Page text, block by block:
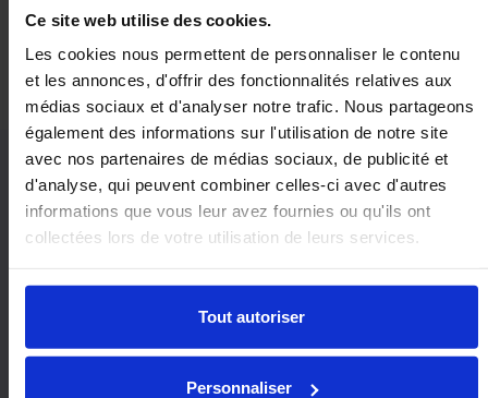
Ce site web utilise des cookies.
Les cookies nous permettent de personnaliser le contenu
et les annonces, d'offrir des fonctionnalités relatives aux
médias sociaux et d'analyser notre trafic. Nous partageons
également des informations sur l'utilisation de notre site
avec nos partenaires de médias sociaux, de publicité et
d'analyse, qui peuvent combiner celles-ci avec d'autres
informations que vous leur avez fournies ou qu'ils ont
collectées lors de votre utilisation de leurs services.
Tout autoriser
Personnaliser
Horizontale /
valeur
Modèles similaires à forte
charge: